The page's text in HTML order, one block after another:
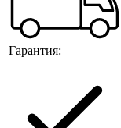
Гарантия: